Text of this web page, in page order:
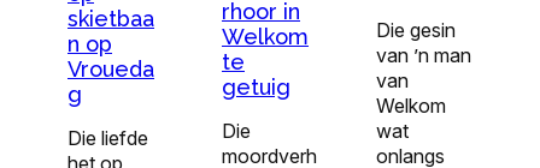
skietbaa
n op
Vroueda
g
Die liefde
het op
rhoor in
Welkom
te
getuig
Die
moordverh
Die gesin
van ’n man
van
Welkom
wat
onlangs